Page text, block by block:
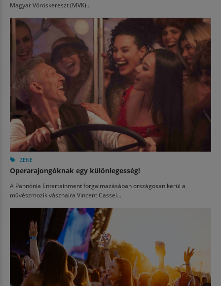
Magyar Vöröskereszt (MVK)...
ZENE
Operarajongóknak egy különlegesség!
A Pannónia Entertainment forgalmazásában országosan kerül a
művészmozik vásznaira Vincent Cassel...